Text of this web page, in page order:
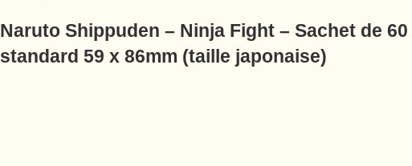
Naruto Shippuden – Ninja Fight – Sachet de
standard 59 x 86mm (taille japonaise)